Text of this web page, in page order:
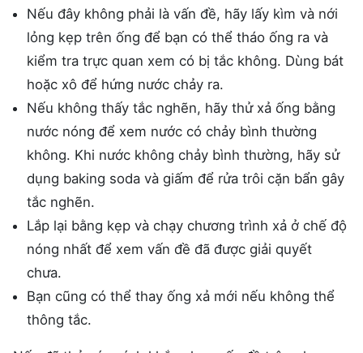
Nếu đây không phải là vấn đề, hãy lấy kìm và nới
lỏng kẹp trên ống để bạn có thể tháo ống ra và
kiểm tra trực quan xem có bị tắc không. Dùng bát
hoặc xô để hứng nước chảy ra.
Nếu không thấy tắc nghẽn, hãy thử xả ống bằng
nước nóng để xem nước có chảy bình thường
không. Khi nước không chảy bình thường, hãy sử
dụng baking soda và giấm để rửa trôi cặn bẩn gây
tắc nghẽn.
Lắp lại bằng kẹp và chạy chương trình xả ở chế độ
nóng nhất để xem vấn đề đã được giải quyết
chưa.
Bạn cũng có thể thay ống xả mới nếu không thể
thông tắc.